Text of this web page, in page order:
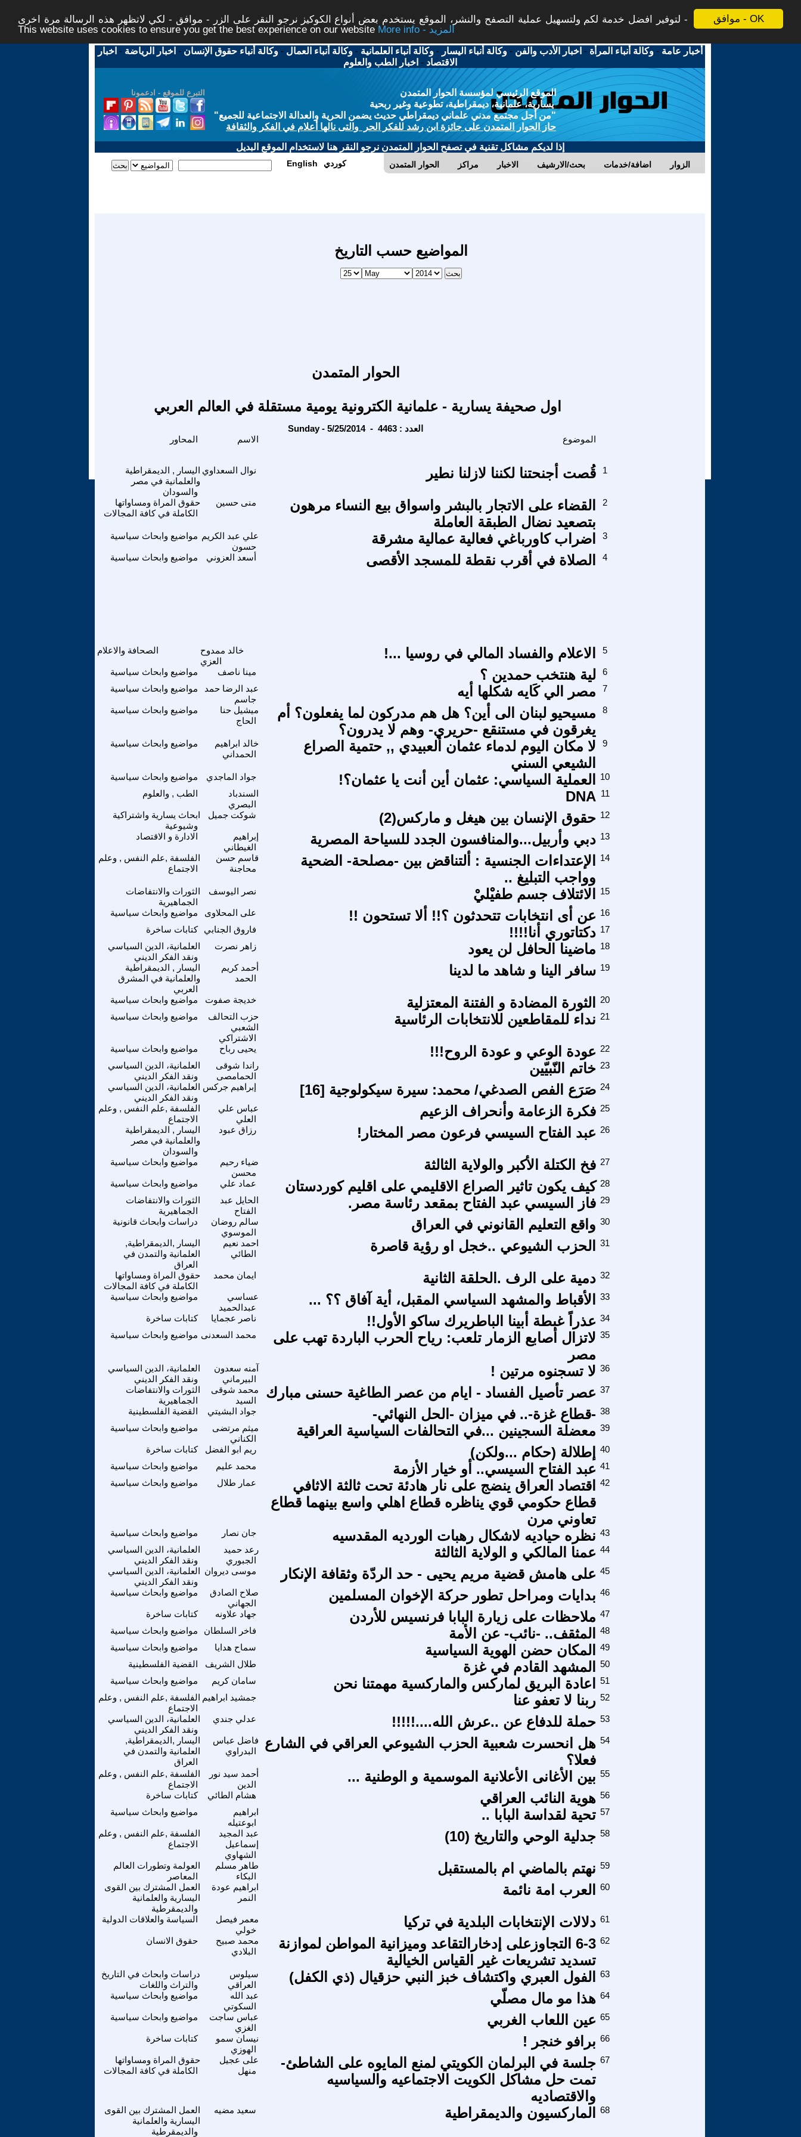
موافق - OK
لتوفير افضل خدمة لكم ولتسهيل عملية التصفح والنشر، الموقع يستخدم بعض أنواع الكوكيز نرجو النقر على الزر - موافق - لكي لاتظهر هذه الرسالة مرة اخرى -
This website uses cookies to ensure you get the best experience on our website
More info - المزيد
أخبار عامة -وكالة أنباء المرأة - اخبار الأدب والفن -وكالة أنباء اليسار -وكالة أنباء العلمانية -وكالة أنباء العمال -وكالة أنباء حقوق الإنسان - اخبار الرياضة - اخبار
الاقتصاد - اخبار الطب والعلوم
التبرع للموقع - ادعمونا
الموقع الرئيسي لمؤسسة الحوار المتمدن
يسارية، علمانية، ديمقراطية، تطوعية وغير ربحية
"من أجل مجتمع مدني علماني ديمقراطي حديث يضمن الحرية والعدالة الاجتماعية للجميع"
حاز الحوار المتمدن على جائزة ابن رشد للفكر الحر والتى نالها أعلام في الفكر والثقافة
إذا لديكم مشاكل تقنية في تصفح الحوار المتمدن نرجو النقر هنا لاستخدام الموقع البديل
الحوار المتمدن مراكز الاخبار بحث/الارشيف اضافة/خدمات الزوار English كوردي
المواضيع حسب التاريخ
الحوار المتمدن
اول صحيفة يسارية - علمانية الكترونية يومية مستقلة في العالم العربي
Sunday - 5/25/2014 - العدد : 4463
الاسم الموضوع
اليسار , الديمقراطية
والعلمانية في مصر
والسودان
نوال السعداوي قُصت أجنحتنا لكننا لازلنا نطير 1
حقوق المراة ومساواتها
الكاملة في كافة المجالات
منى حسين
القضاء على الاتجار بالبشر واسواق بيع النساء مرهون
بتصعيد نضال الطبقة العاملة
2
مواضيع وابحاث سياسية علي عبد الكريم
حسون
اضراب كاورباغي فعالية عمالية مشرقة 3
مواضيع وابحاث سياسية أسعد العزوني الصلاة في أقرب نقطة للمسجد الأقصى 4
الصحافة والاعلام
خالد ممدوح
العزي
الاعلام والفساد المالي في روسيا ...! 5
مواضيع وابحاث سياسية مينا ناصف لية هنتخب حمدين ؟
6
مواضيع وابحاث سياسية
عبد الرضا حمد
جاسم
مصر الي كَايه شكلها أيه 7
مواضيع وابحاث سياسية
ميشيل حنا
الحاج
مسيحيو لبنان الى أين؟ هل هم مدركون لما يفعلون؟ أم
يغرقون في مستنقع -حريري- وهم لا يدرون؟
8
مواضيع وابحاث سياسية
خالد ابراهيم
الحمداني
لا مكان اليوم لدماء عثمان ألعبيدي ,, حتمية الصراع
الشيعي السني
9
مواضيع وابحاث سياسية جواد الماجدي العملية السياسي: عثمان أين أنت يا عثمان؟!
10
الطب , والعلوم
السندباد
البصري
DNA 11
ابحاث يسارية واشتراكية
وشيوعية
شوكت جميل حقوق الإنسان بين هيغل و ماركس(2) 12
الادارة و الاقتصاد
إبراهيم
الغيطاني
دبي وأربيل...والمنافسون الجدد للسياحة المصرية 13
الفلسفة ,علم النفس , وعلم
الاجتماع
قاسم حسن
محاجنة
الإعتداءات الجنسية : ألتناقض بين -مصلحة- الضحية
وواجب التبليغ ..
14
الثورات والانتفاضات
الجماهيرية
نصر اليوسف الائتلاف جسم طفيْليْ 15
مواضيع وابحاث سياسية على المحلاوى عن أى انتخابات تتحدثون ؟!! ألا تستحون !! 16
كتابات ساخرة
فاروق الجنابي دكتاتوري أنا!!!! 17
العلمانية، الدين السياسي
ونقد الفكر الديني
زاهر نصرت ماضينا الحافل لن يعود 18
اليسار , الديمقراطية
والعلمانية في المشرق
العربي
أحمد كريم
الحمد
سافر الينا و شاهد ما لدينا 19
مواضيع وابحاث سياسية خديجة صفوت الثورة المضادة و الفتنة المعتزلية
20
مواضيع وابحاث سياسية
حزب التحالف
الشعبي
الاشتراكي
نداء للمقاطعين للانتخابات الرئاسية 21
مواضيع وابحاث سياسية يحيى رباح عودة الوعي و عودة الروح!!! 22
العلمانية، الدين السياسي
ونقد الفكر الديني
راندا شوقى
الحمامصى
خاتم النّبيّين 23
العلمانية، الدين السياسي
ونقد الفكر الديني
إبراهيم جركس صَرَع الفص الصدغي/ محمد: سيرة سيكولوجية [16] 24
الفلسفة ,علم النفس , وعلم
الاجتماع
عباس علي
العلي
فكرة الزعامة وأنحراف الزعيم 25
اليسار , الديمقراطية
والعلمانية في مصر
والسودان
رزاق عبود عبد الفتاح السيسي فرعون مصر المختار! 26
مواضيع وابحاث سياسية
ضياء رحيم
محسن
فخ الكتلة الأكبر والولاية الثالثة 27
مواضيع وابحاث سياسية عماد علي كيف يكون تاثير الصراع الاقليمي على اقليم كوردستان 28
الثورات والانتفاضات
الجماهيرية
الحايل عبد
الفتاح
فاز السيسي عبد الفتاح بمقعد رئاسة مصر. 29
دراسات وابحاث قانونية
سالم روضان
الموسوي
واقع التعليم القانوني في العراق 30
اليسار ,الديمقراطية,
العلمانية والتمدن في
العراق
احمد نعيم
الطائي
الحزب الشيوعي ..خجل او رؤية قاصرة 31
حقوق المراة ومساواتها
الكاملة في كافة المجالات
ايمان محمد دمية على الرف .الحلقة الثانية 32
مواضيع وابحاث سياسية
عساسي
عبدالحميد
الأقباط والمشهد السياسي المقبل، أية آفاق ؟؟ ... 33
كتابات ساخرة ناصر عجمايا عذراً غبطة أبينا الباطريرك ساكو الأول!! 34
مواضيع وابحاث سياسية محمد السعدنى
لاتزال أصابع الزمار تلعب: رياح الحرب الباردة تهب على
مصر
35
العلمانية، الدين السياسي
ونقد الفكر الديني
آمنه سعدون
البيرماني
لا تسجنوه مرتين ! 36
الثورات والانتفاضات
الجماهيرية
محمد شوقى
السيد
عصر تأصيل الفساد - ايام من عصر الطاغية حسنى مبارك 37
القضية الفلسطينية جواد البشيتي -قطاع غزة-.. في ميزان -الحل النهائي- 38
مواضيع وابحاث سياسية
ميثم مرتضى
الكناني
معضلة السجينين ...في التحالفات السياسية العراقية 39
كتابات ساخرة ريم ابو الفضل إطلالة (حكام ...ولكن)
40
مواضيع وابحاث سياسية
محمد عليم عبد الفتاح السيسي.. أو خيار الأزمة 41
مواضيع وابحاث سياسية
عمار طلال
اقتصاد العراق ينضج على نار هادئة تحت ثالثة الاثافي
قطاع حكومي قوي يناظره قطاع اهلي واسع بينهما قطاع
تعاوني مرن
42
مواضيع وابحاث سياسية جان نصار نظره حياديه لاشكال رهبات الورديه المقدسيه 43
العلمانية، الدين السياسي
ونقد الفكر الديني
رعد حميد
الجبوري
عمنا المالكي و الولاية الثالثة 44
العلمانية، الدين السياسي
ونقد الفكر الديني
موسى ديروان على هامش قضية مريم يحيى - حد الردّة وثقافة الإنكار 45
مواضيع وابحاث سياسية
صلاح الصادق
الجهاني
بدايات ومراحل تطور حركة الإخوان المسلمين 46
كتابات ساخرة جهاد علاونه ملاحظات على زيارة البابا فرنسيس للأردن 47
مواضيع وابحاث سياسية
فاخر السلطان المثقف.. -نائب- عن الأمة
48
مواضيع وابحاث سياسية
سماح هدايا المكان حضن الهوية السياسية
49
القضية الفلسطينية
طلال الشريف المشهد القادم في غزة
50
مواضيع وابحاث سياسية
سامان كريم اعادة البريق لماركس والماركسية مهمتنا نحن
51
الفلسفة ,علم النفس , وعلم
الاجتماع
جمشيد ابراهيم ربنا لا تعفو عنا 52
العلمانية، الدين السياسي
ونقد الفكر الديني
عدلي جندي حملة للدفاع عن ..عرش الله....!!!!! 53
اليسار ,الديمقراطية,
العلمانية والتمدن في
العراق
فاضل عباس
البدراوي
هل انحسرت شعبية الحزب الشيوعي العراقي في الشارع
فعلا؟
54
الفلسفة ,علم النفس , وعلم
الاجتماع
أحمد سيد نور
الدين
بين الأغانى الأعلانية الموسمية و الوطنية ... 55
كتابات ساخرة هشام الطائي هوية النائب العراقي 56
مواضيع وابحاث سياسية
ابراهيم
ابوعتيله
تحية لقداسة البابا .. 57
الفلسفة ,علم النفس , وعلم
الاجتماع
عبد المجيد
إسماعيل
الشهاوي
جدلية الوحي والتاريخ (10) 58
العولمة وتطورات العالم
المعاصر
طاهر مسلم
البكاء
نهتم بالماضي ام بالمستقبل 59
العمل المشترك بين القوى
اليسارية والعلمانية
والديمقرطية
ابراهيم عودة
النمر
العرب امة نائمة 60
السياسة والعلاقات الدولية
معمر فيصل
خولي
دلالات الإنتخابات البلدية في تركيا 61
حقوق الانسان
محمد صبيح
البلادي
6-3 التجاوزعلى إدخارالتقاعد وميزانية المواطن لموازنة
تسديد تشريعات غير القياس الخيالية
62
دراسات وابحاث في التاريخ
والتراث واللغات
سيلوس
العراقي
الفول العبري واكتشاف خبز النبي حزقيال (ذي الكفل) 63
مواضيع وابحاث سياسية
عبد الله
السكوتي
هذا مو مال مصلّي 64
مواضيع وابحاث سياسية
عباس ساجت
الغزي
عين اللعاب الغربي 65
كتابات ساخرة
نيسان سمو
الهوزي
برافو خنجر ! 66
حقوق المراة ومساواتها
الكاملة في كافة المجالات
على عجيل
منهل
جلسة في البرلمان الكويتي لمنع المايوه على الشاطئ-
تمت حل مشاكل الكويت الاجتماعيه والسياسيه
والاقتصاديه
67
العمل المشترك بين القوى
اليسارية والعلمانية
والديمقرطية
سعيد مضيه الماركسيون والديمقراطية 68